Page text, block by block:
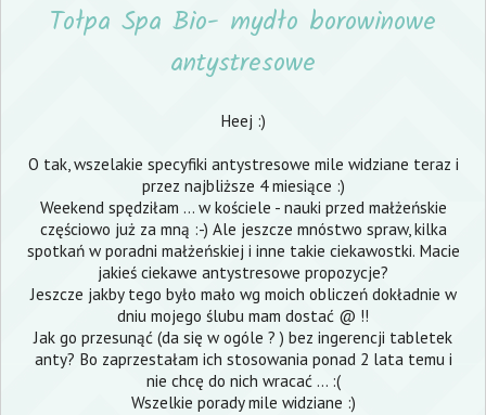
Tołpa Spa Bio- mydło borowinowe
antystresowe
Heej :)
O tak, wszelakie specyfiki antystresowe mile widziane teraz i
przez najbliższe 4 miesiące :)
Weekend spędziłam ... w kościele - nauki przed małżeńskie
częściowo już za mną :-) Ale jeszcze mnóstwo spraw, kilka
spotkań w poradni małżeńskiej i inne takie ciekawostki. Macie
jakieś ciekawe antystresowe propozycje?
Jeszcze jakby tego było mało wg moich obliczeń dokładnie w
dniu mojego ślubu mam dostać @ !!
Jak go przesunąć (da się w ogóle ? ) bez ingerencji tabletek
anty? Bo zaprzestałam ich stosowania ponad 2 lata temu i
nie chcę do nich wracać ... :(
Wszelkie porady mile widziane :)